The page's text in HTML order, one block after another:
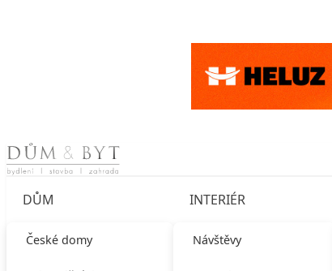
Skip to content
DŮM
České domy
INTERIÉR
Návštěvy